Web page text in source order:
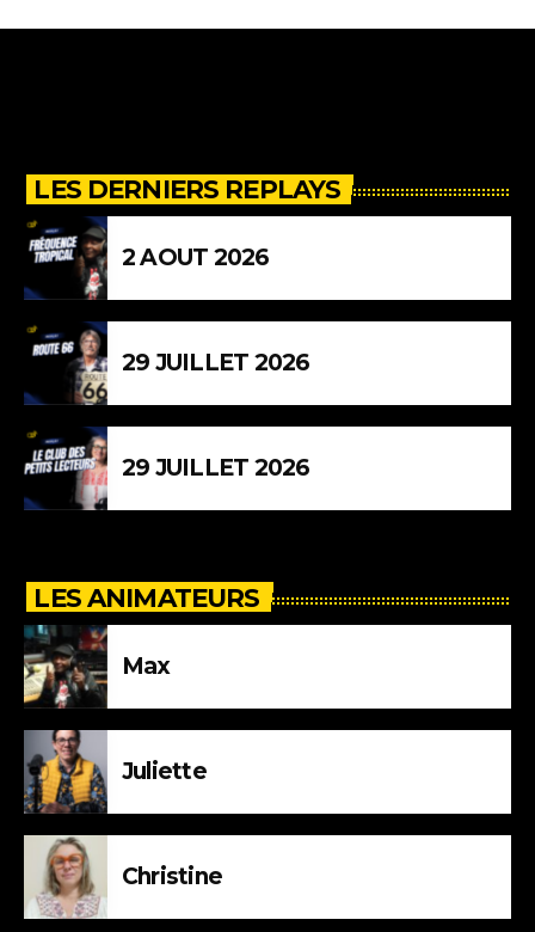
LES DERNIERS REPLAYS
2 AOUT 2026
29 JUILLET 2026
29 JUILLET 2026
LES ANIMATEURS
Max
Juliette
Christine